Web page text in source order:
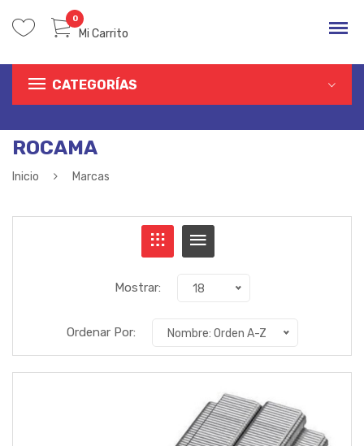
Mi Carrito
0
CATEGORÍAS
ROCAMA
Inicio Marcas
Mostrar: 18
Ordenar Por: Nombre: Orden A-Z